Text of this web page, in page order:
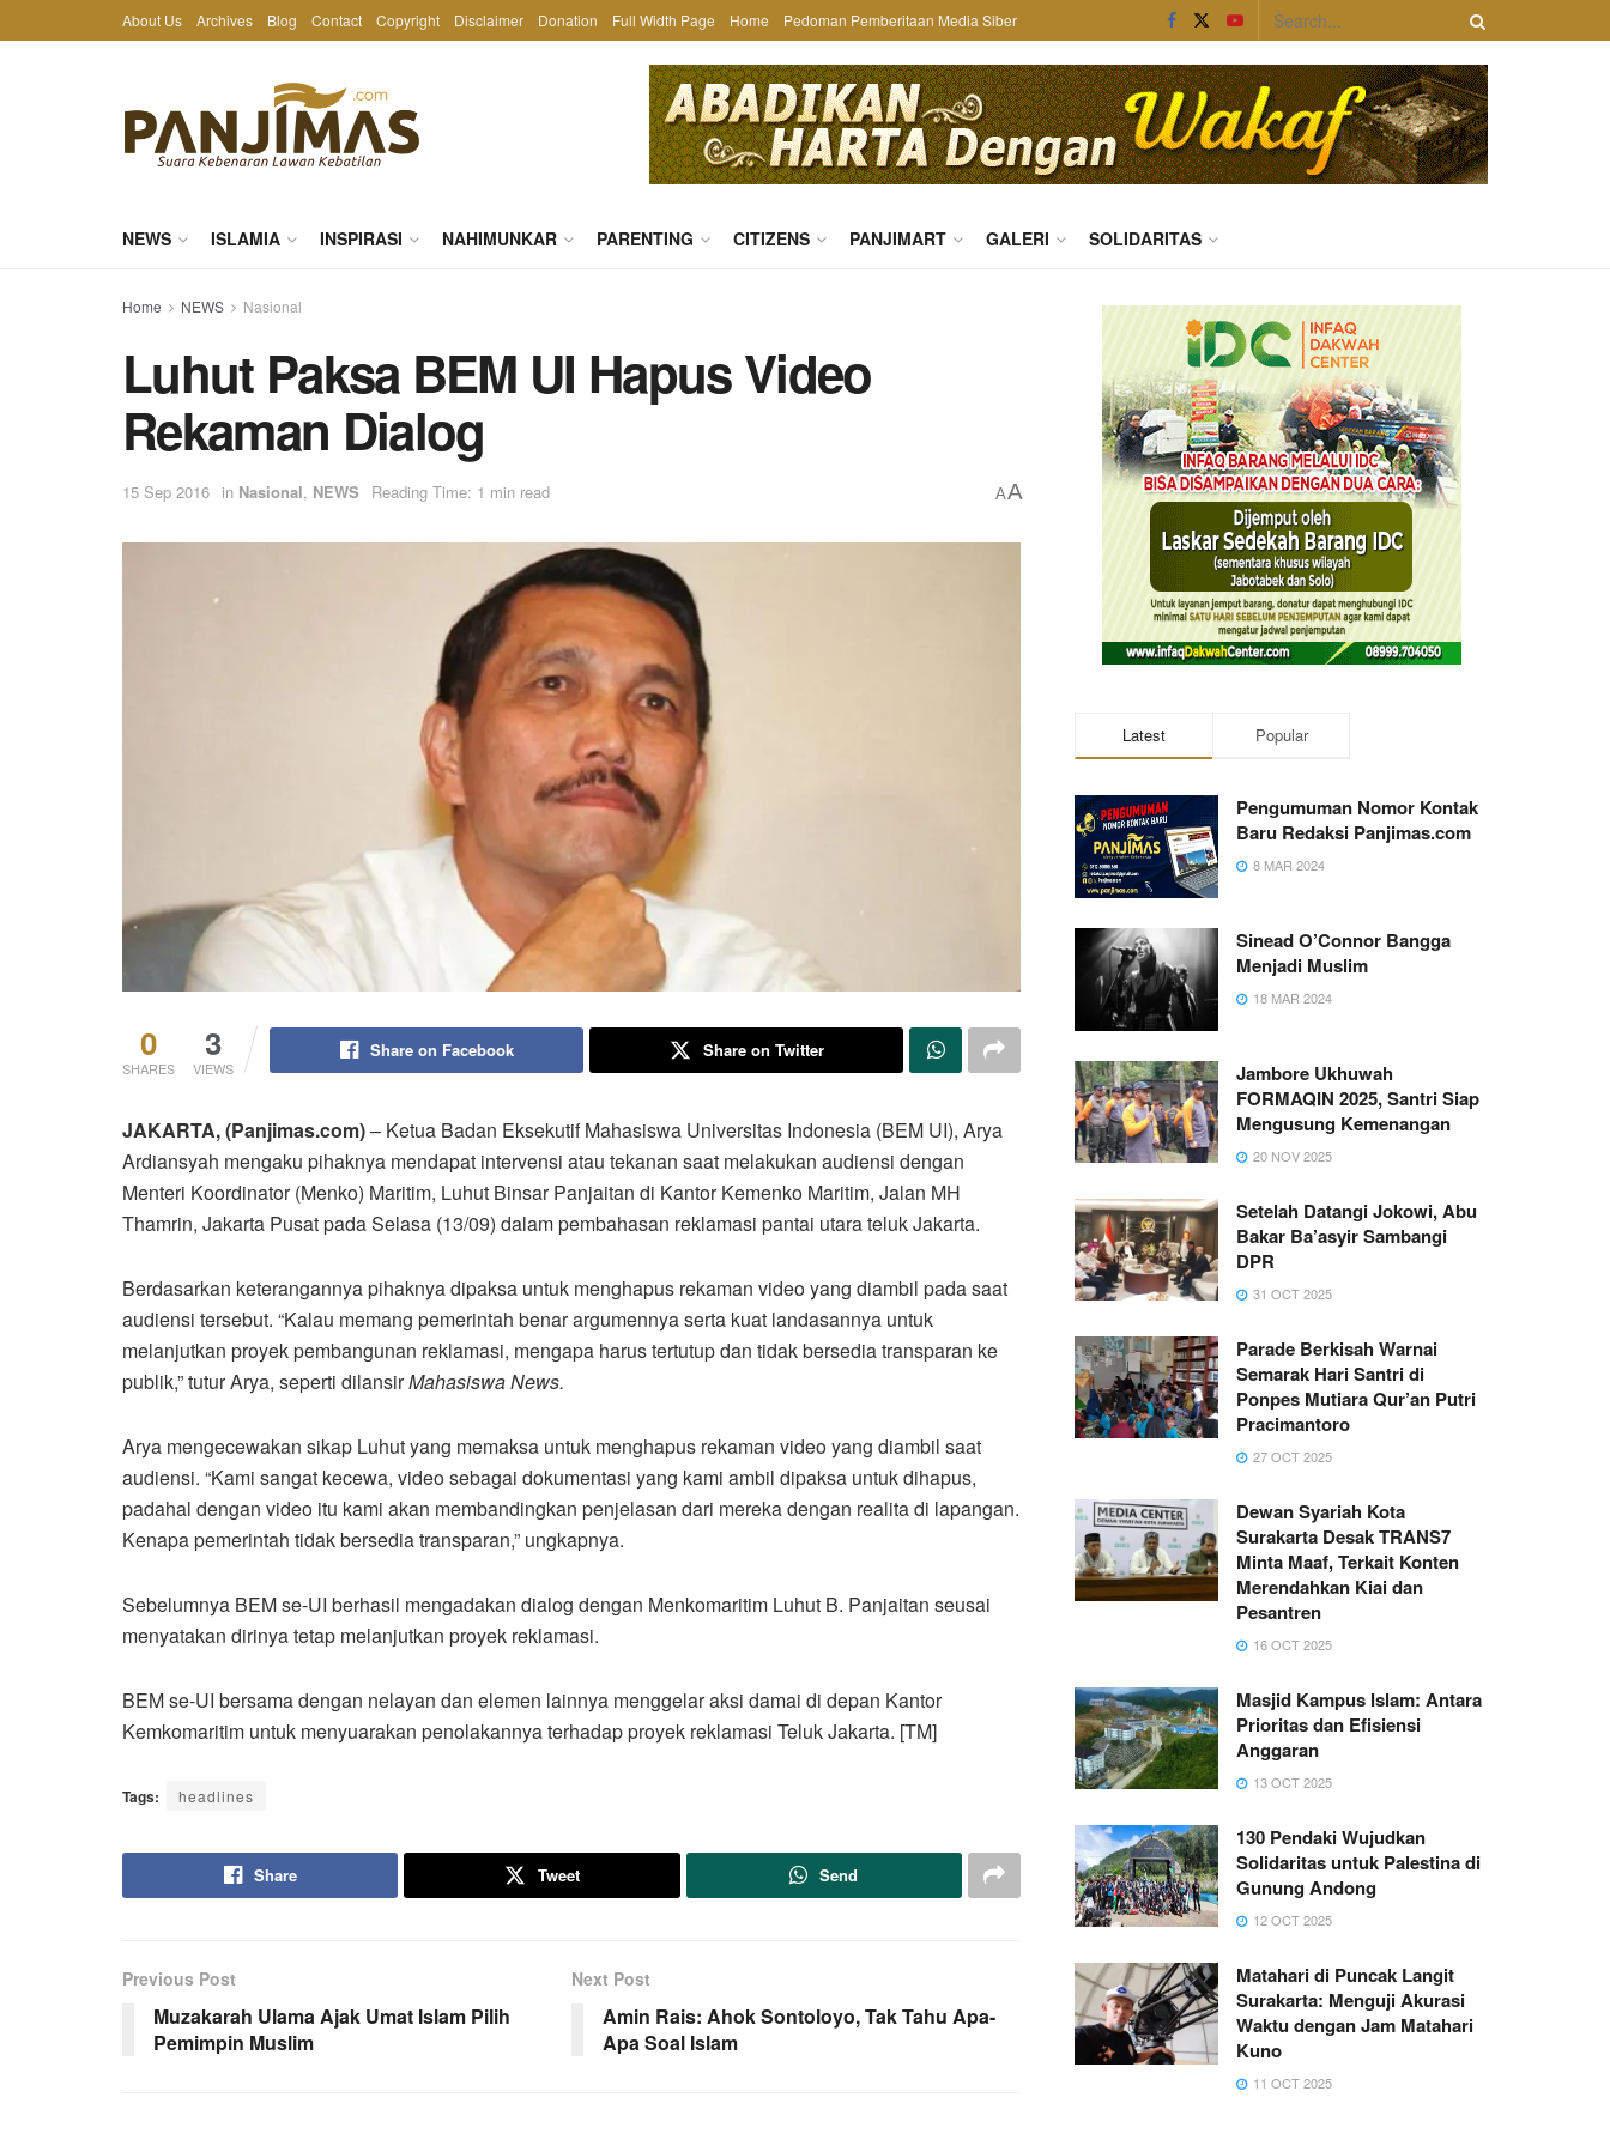
About Us Archives Blog Contact Copyright Disclaimer Donation Full Width Page Home Pedoman Pemberitaan Media Siber
NEWS ISLAMIA INSPIRASI NAHIMUNKAR PARENTING CITIZENS PANJIMART GALERI SOLIDARITAS
Home NEWS Nasional
Luhut Paksa BEM UI Hapus Video
Rekaman Dialog
15 Sep 2016 in Nasional, NEWS Reading Time: 1 min read AA
0
SHARES
3
VIEWS
Share on Facebook Share on Twitter
JAKARTA, (Panjimas.com)– Ketua Badan Eksekutif Mahasiswa Universitas Indonesia (BEM UI), Arya
Ardiansyah mengaku pihaknya mendapat intervensi atau tekanan saat melakukan audiensi dengan
Menteri Koordinator (Menko) Maritim, Luhut Binsar Panjaitan di Kantor Kemenko Maritim, Jalan MH
Thamrin, Jakarta Pusat pada Selasa (13/09) dalam pembahasan reklamasi pantai utara teluk Jakarta.
Berdasarkan keterangannya pihaknya dipaksa untuk menghapus rekaman video yang diambil pada saat
audiensi tersebut. “Kalau memang pemerintah benar argumennya serta kuat landasannya untuk
melanjutkan proyek pembangunan reklamasi, mengapa harus tertutup dan tidak bersedia transparan ke
publik,” tutur Arya, seperti dilansirMahasiswa News.
Arya mengecewakan sikap Luhut yang memaksa untuk menghapus rekaman video yang diambil saat
audiensi. “Kami sangat kecewa, video sebagai dokumentasi yang kami ambil dipaksa untuk dihapus,
padahal dengan video itu kami akan membandingkan penjelasan dari mereka dengan realita di lapangan.
Kenapa pemerintah tidak bersedia transparan,” ungkapnya.
Sebelumnya BEM se-UI berhasil mengadakan dialog dengan Menkomaritim Luhut B. Panjaitan seusai
menyatakan dirinya tetap melanjutkan proyek reklamasi.
BEM se-UI bersama dengan nelayan dan elemen lainnya menggelar aksi damai di depan Kantor
Kemkomaritim untuk menyuarakan penolakannya terhadap proyek reklamasi Teluk Jakarta. [TM]
Tags: headlines
Share Tweet Send
Previous Post
Muzakarah Ulama Ajak Umat Islam Pilih
Pemimpin Muslim
Next Post
Amin Rais: Ahok Sontoloyo, Tak Tahu Apa-
Apa Soal Islam
Latest Popular
Pengumuman Nomor Kontak
Baru Redaksi Panjimas.com
8 MAR 2024
Sinead O’Connor Bangga
Menjadi Muslim
18 MAR 2024
Jambore Ukhuwah
FORMAQIN 2025, Santri Siap
Mengusung Kemenangan
20 NOV 2025
Setelah Datangi Jokowi, Abu
Bakar Ba’asyir Sambangi
DPR
31 OCT 2025
Parade Berkisah Warnai
Semarak Hari Santri di
Ponpes Mutiara Qur’an Putri
Pracimantoro
27 OCT 2025
Dewan Syariah Kota
Surakarta Desak TRANS7
Minta Maaf, Terkait Konten
Merendahkan Kiai dan
Pesantren
16 OCT 2025
Masjid Kampus Islam: Antara
Prioritas dan Efisiensi
Anggaran
13 OCT 2025
130 Pendaki Wujudkan
Solidaritas untuk Palestina di
Gunung Andong
12 OCT 2025
Matahari di Puncak Langit
Surakarta: Menguji Akurasi
Waktu dengan Jam Matahari
Kuno
11 OCT 2025